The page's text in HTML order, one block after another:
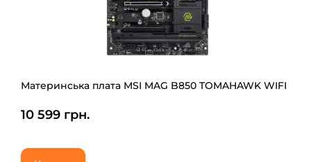
Материнська плата MSI MAG B850 TOMAHAWK WIFI
10 599 грн.